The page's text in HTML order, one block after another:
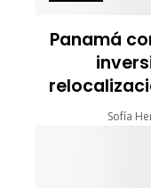
Panamá
Sofía